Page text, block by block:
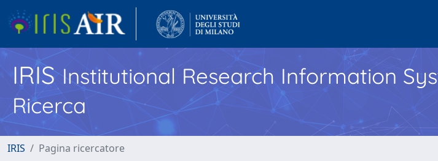
IRISInstitutional Research Information
Ricerca
IRIS Pagina ricercatore